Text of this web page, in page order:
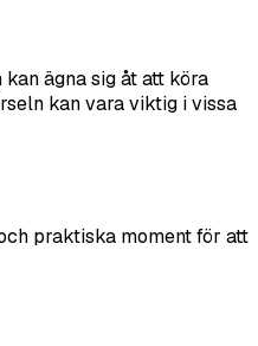
ägna sig åt att köra
kan vara viktig i vissa
praktiska moment för att